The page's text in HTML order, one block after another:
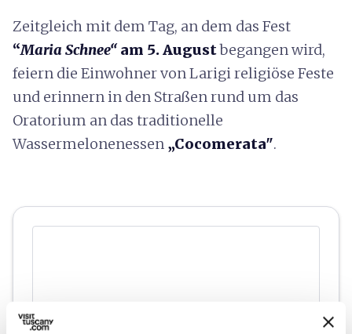
Zeitgleich mit dem Tag, an dem das Fest
“Maria Schnee“ am 5. Augustbegangen wird,
feiern die Einwohner von Larigi religiöse Feste
und erinnern in den Straßen rund um das
Oratorium an das traditionelle
Wassermelonenessen „Cocomerata".